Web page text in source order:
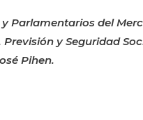
Parlamentarios del
y Seguridad
Pihen.